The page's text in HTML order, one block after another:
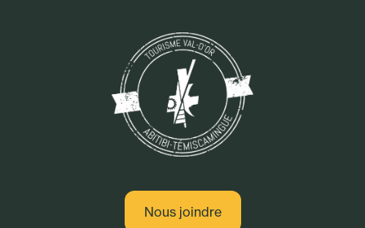
Nous joindre